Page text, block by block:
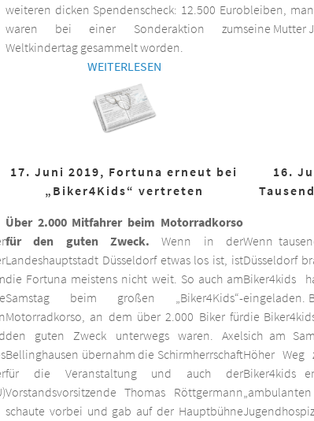
weiteren dicken Spendenscheck: 12.500 Euro
waren bei einer Sonderaktion zum
Weltkindertag gesammelt worden.
WEITERLESEN
bleiben,
seine Mutter
17. Juni 2019, Fortuna erneut bei
„Biker4Kids“ vertreten
Über 2.000 Mitfahrer beim Motorradkorso
für den guten Zweck. Wenn in der
Landeshauptstadt Düsseldorf etwas los ist, ist
die Fortuna meistens nicht weit. So auch am
Samstag beim großen „Biker4Kids“-
Motorradkorso, an dem über 2.000 Biker für
den guten Zweck unterwegs waren. Axel
Bellinghausen übernahm die Schirmherrschaft
für die Veranstaltung und auch der
Vorstandsvorsitzende Thomas Röttgermann
schaute vorbei und gab auf der Hauptbühne
16.
Wenn
Düsseldorf
Biker4kids
eingeladen.
die
sich am
Höher Weg
Biker4kids